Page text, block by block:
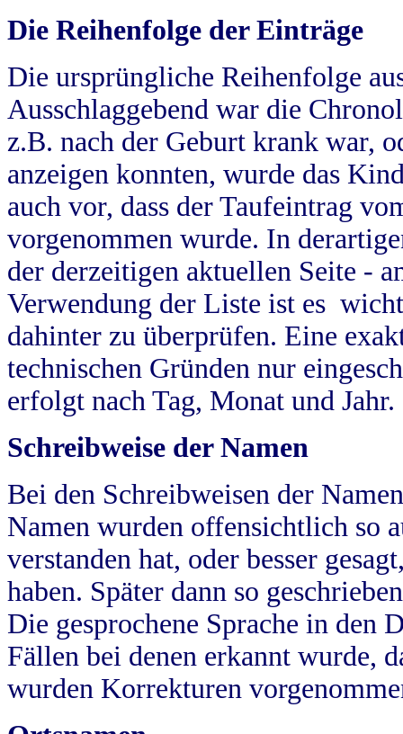
Die Reihenfolge der Einträge
Die ursprüngliche Reihenfolge
Ausschlaggebend war die
z.B. nach der Geburt krank war,
anzeigen konnten, wurde das
auch vor, dass der Taufeintrag
vorgenommen wurde. In
der derzeitigen aktuellen Seite -
Verwendung der Liste ist es
dahinter zu überprüfen. Eine
technischen Gründen nur
erfolgt nach Tag, Monat und Jahr.
Schreibweise der Namen
Bei den Schreibweisen der
Namen wurden offensichtlich so
verstanden hat, oder besser
haben. Später dann so
Die gesprochene Sprache in
Fällen bei denen erkannt wurde,
wurden Korrekturen